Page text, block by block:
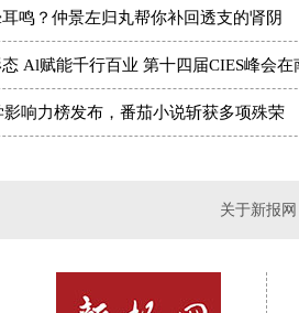
鸣？仲景左归丸帮你补回透支的肾阴
响力榜发布，番茄小说斩获多项殊荣
关于新报网